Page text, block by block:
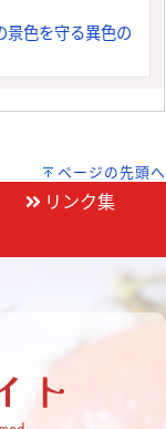
景色を守る異色の
ページの先頭へ
リンク集